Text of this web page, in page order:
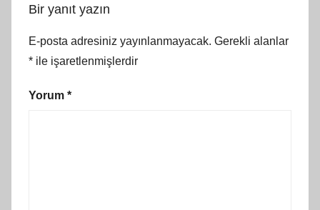
Bir yanıt yazın
E-posta adresiniz yayınlanmayacak. Gerekli alanlar
* ile işaretlenmişlerdir
Yorum *